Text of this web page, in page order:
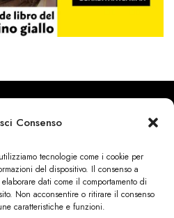
Consenso
tecnologie come i cookie per
del dispositivo. Il consenso a
dati come il comportamento di
Non acconsentire o ritirare il consenso
caratteristiche e funzioni.
che discute argomenti di
argomentando con metodo
esperienze.